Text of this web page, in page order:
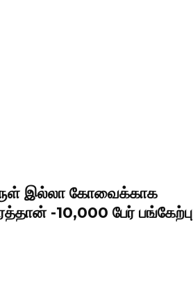
இல்லா கோவைக்காக
-10,000 பேர் பங்கேற்பு